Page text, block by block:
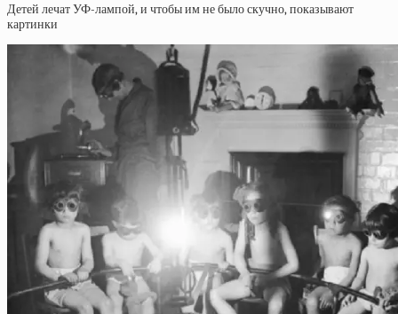
Детей лечат УФ-лампой, и чтобы им не было скучно, показывают
картинки